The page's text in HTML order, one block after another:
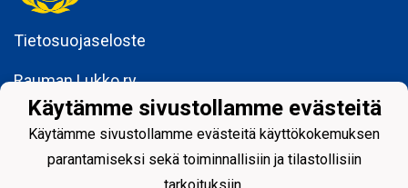
Tietosuojaseloste
Rauman Lukko ry
Kuninkaankatu 3
26100 Rauma
Käytämme sivustollamme evästeitä
Käytämme sivustollamme evästeitä käyttökokemuksen
parantamiseksi sekä toiminnallisiin ja tilastollisiin